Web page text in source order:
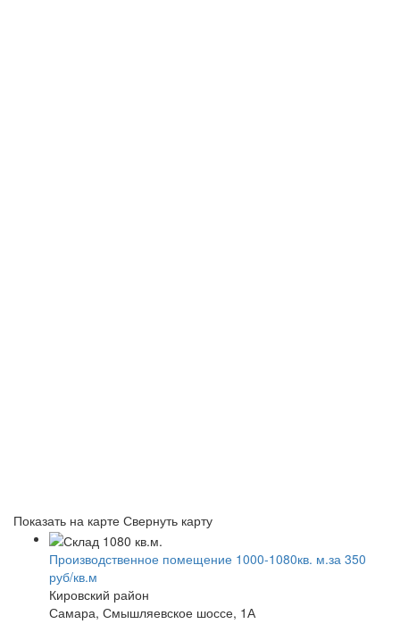
Показать на карте Свернуть карту
Производственное помещение 1000-1080кв. м.за 350
руб/кв.м
Кировский район
Самара, Смышляевское шоссе, 1А